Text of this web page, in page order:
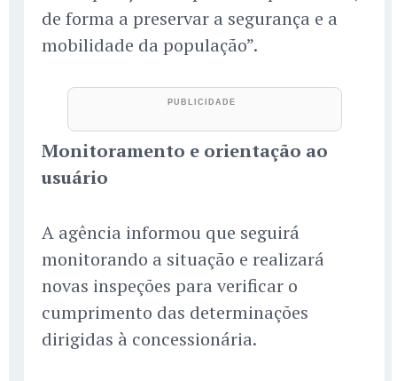
de forma a preservar a segurança e a
mobilidade da população”.
Monitoramento e orientação ao
usuário
A agência informou que seguirá
monitorando a situação e realizará
novas inspeções para verificar o
cumprimento das determinações
dirigidas à concessionária.